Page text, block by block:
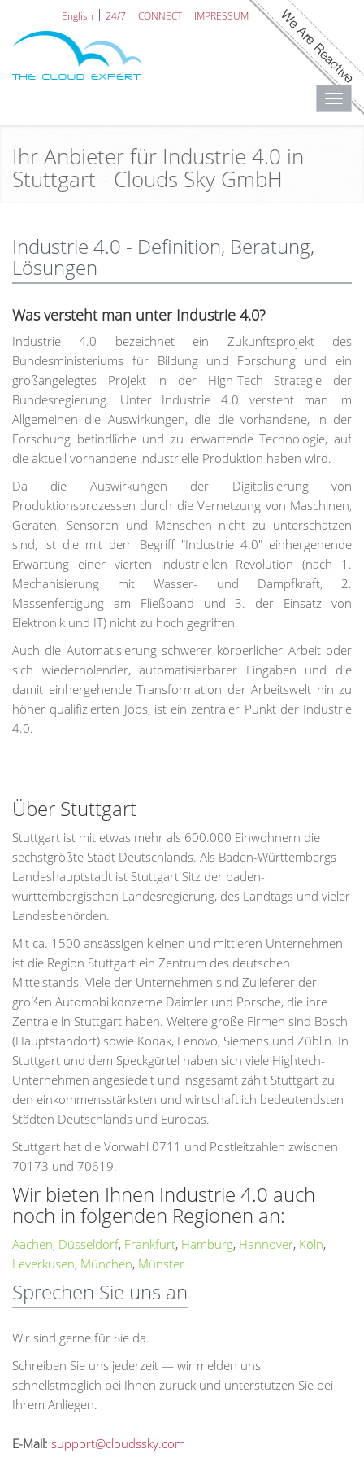
English 24/7 CONNECT IMPRESSUM
Ihr Anbieter für Industrie 4.0 in
Stuttgart - Clouds Sky GmbH
Industrie 4.0 - Definition, Beratung,
Lösungen
Was versteht man unter Industrie 4.0?
Industrie 4.0 bezeichnet ein Zukunftsprojekt des
Bundesministeriums für Bildung und Forschung und ein
großangelegtes Projekt in der High-Tech Strategie der
Bundesregierung. Unter Industrie 4.0 versteht man im
Allgemeinen die Auswirkungen, die die vorhandene, in der
Forschung befindliche und zu erwartende Technologie, auf
die aktuell vorhandene industrielle Produktion haben wird.
Da die Auswirkungen der Digitalisierung von
Produktionsprozessen durch die Vernetzung von Maschinen,
Geräten, Sensoren und Menschen nicht zu unterschätzen
sind, ist die mit dem Begriff "Industrie 4.0" einhergehende
Erwartung einer vierten industriellen Revolution (nach 1.
Mechanisierung mit Wasser- und Dampfkraft, 2.
Massenfertigung am Fließband und 3. der Einsatz von
Elektronik und IT) nicht zu hoch gegriffen.
Auch die Automatisierung schwerer körperlicher Arbeit oder
sich wiederholender, automatisierbarer Eingaben und die
damit einhergehende Transformation der Arbeitswelt hin zu
höher qualifizierten Jobs, ist ein zentraler Punkt der Industrie
4.0.
Über Stuttgart
Stuttgart ist mit etwas mehr als 600.000 Einwohnern die
sechstgrößte Stadt Deutschlands. Als Baden-Württembergs
Landeshauptstadt ist Stuttgart Sitz der baden-
württembergischen Landesregierung, des Landtags und vieler
Landesbehörden.
Mit ca. 1500 ansässigen kleinen und mittleren Unternehmen
ist die Region Stuttgart ein Zentrum des deutschen
Mittelstands. Viele der Unternehmen sind Zulieferer der
großen Automobilkonzerne Daimler und Porsche, die ihre
Zentrale in Stuttgart haben. Weitere große Firmen sind Bosch
(Hauptstandort) sowie Kodak, Lenovo, Siemens und Züblin. In
Stuttgart und dem Speckgürtel haben sich viele Hightech-
Unternehmen angesiedelt und insgesamt zählt Stuttgart zu
den einkommensstärksten und wirtschaftlich bedeutendsten
Städten Deutschlands und Europas.
Stuttgart hat die Vorwahl 0711 und Postleitzahlen zwischen
70173 und 70619.
Wir bieten Ihnen Industrie 4.0 auch
noch in folgenden Regionen an:
Aachen, Düsseldorf, Frankfurt, Hamburg, Hannover, Köln,
Leverkusen, München, Münster
Sprechen Sie uns an
Wir sind gerne für Sie da.
Schreiben Sie uns jederzeit — wir melden uns
schnellstmöglich bei Ihnen zurück und unterstützen Sie bei
Ihrem Anliegen.
E-Mail: support@cloudssky.com